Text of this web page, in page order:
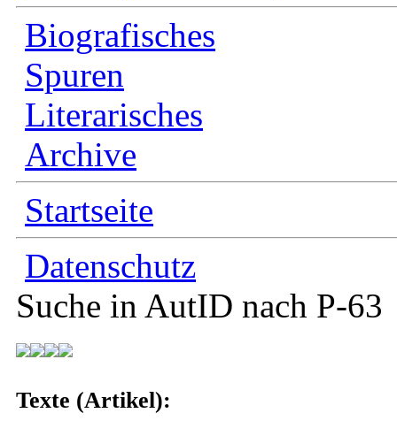
Biografisches
Spuren
Literarisches
Archive
Startseite
Datenschutz
Suche in AutID nach P-63
Texte (Artikel):